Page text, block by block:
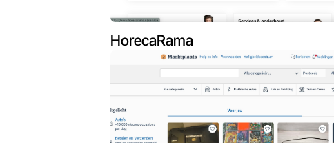
HorecaRama